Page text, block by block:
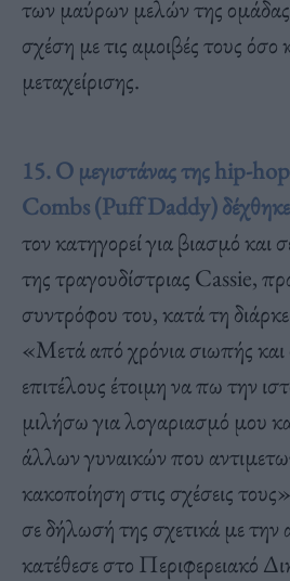
των μαύρων μελών της
σχέση με τις αμοιβές τους όσο
μεταχείρισης.
15. Ο μεγιστάνας της hip-
Combs (Puff Daddy)
τον κατηγορεί για βιασμό και
της τραγουδίστριας Cassie,
συντρόφου του, κατά τη
«Μετά από χρόνια σιωπής και
επιτέλους έτοιμη να πω την
μιλήσω για λογαριασμό μου
άλλων γυναικών που
κακοποίηση στις σχέσεις
σε δήλωσή της σχετικά με
κατέθεσε στο Περιφερειακό